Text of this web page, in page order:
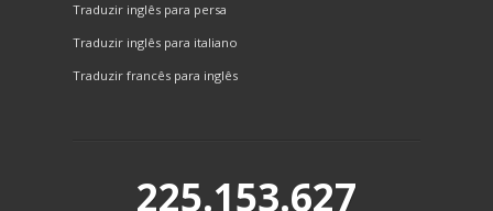
Traduzir inglês para persa
Traduzir inglês para italiano
Traduzir francês para inglês
225.153.627